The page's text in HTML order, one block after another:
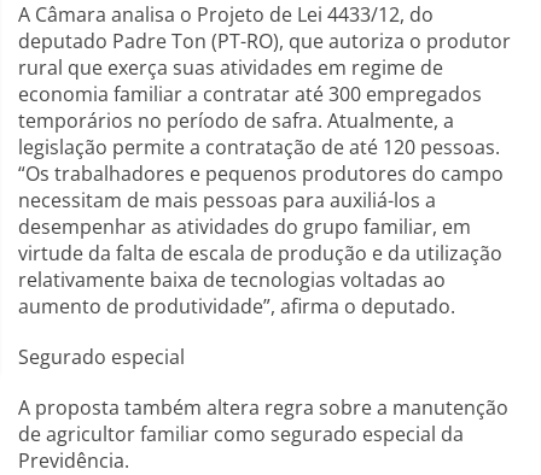
A Câmara analisa o Projeto de Lei 4433/12, do
deputado Padre Ton (PT-RO), que autoriza o produtor
rural que exerça suas atividades em regime de
economia familiar a contratar até 300 empregados
temporários no período de safra. Atualmente, a
legislação permite a contratação de até 120 pessoas.
“Os trabalhadores e pequenos produtores do campo
necessitam de mais pessoas para auxiliá-los a
desempenhar as atividades do grupo familiar, em
virtude da falta de escala de produção e da utilização
relativamente baixa de tecnologias voltadas ao
aumento de produtividade”, afirma o deputado.
Segurado especial
A proposta também altera regra sobre a manutenção
de agricultor familiar como segurado especial da
Previdência.